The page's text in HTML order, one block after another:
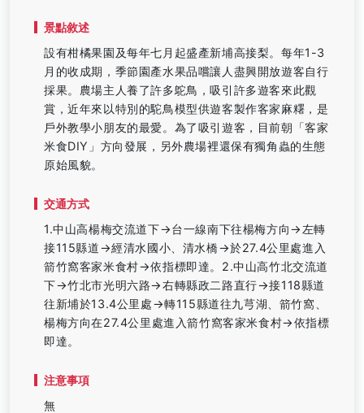
景點敘述
設有柑橘果園及每年七月起盛產新埔高接梨。每年1-3
月的收成期，季節園產水果品嚐讓人盡興開放遊客自行
採果。農場主人養了許多鴕鳥，吸引許多遊客來此觀
賞，近年來以特別的駝鳥模型供遊客製作客家麻糬，是
戶外教學小朋友的最愛。為了吸引遊客，目前朝「客家
米食DIY」方向發展，另外農場裡還保有獨角蟲的生態
原始風貌。
交通方式
1.中山高楊梅交流道下→台一線南下往楊梅方向→左轉
接115縣道→經清水國小、清水橋→於27.4公里處進入
箭竹窩客家米食村→依指標即達。2.中山高竹北交流道
下→竹北市光明六路→右轉縣政二路直行→接118縣道
往新埔於13.4公里處→轉115縣道往九芎湖、箭竹窩、
楊梅方向在27.4公里處進入箭竹窩客家米食村→依指標
即達。
注意事項
無